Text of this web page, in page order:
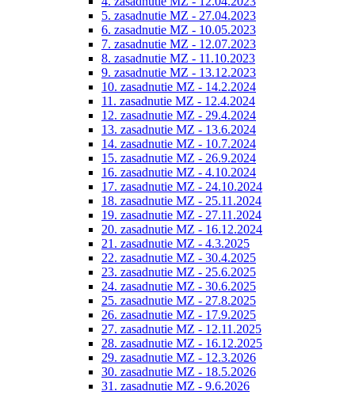
5. zasadnutie MZ - 27.04.2023
6. zasadnutie MZ - 10.05.2023
7. zasadnutie MZ - 12.07.2023
8. zasadnutie MZ - 11.10.2023
9. zasadnutie MZ - 13.12.2023
10. zasadnutie MZ - 14.2.2024
11. zasadnutie MZ - 12.4.2024
12. zasadnutie MZ - 29.4.2024
13. zasadnutie MZ - 13.6.2024
14. zasadnutie MZ - 10.7.2024
15. zasadnutie MZ - 26.9.2024
16. zasadnutie MZ - 4.10.2024
17. zasadnutie MZ - 24.10.2024
18. zasadnutie MZ - 25.11.2024
19. zasadnutie MZ - 27.11.2024
20. zasadnutie MZ - 16.12.2024
21. zasadnutie MZ - 4.3.2025
22. zasadnutie MZ - 30.4.2025
23. zasadnutie MZ - 25.6.2025
24. zasadnutie MZ - 30.6.2025
25. zasadnutie MZ - 27.8.2025
26. zasadnutie MZ - 17.9.2025
27. zasadnutie MZ - 12.11.2025
28. zasadnutie MZ - 16.12.2025
29. zasadnutie MZ - 12.3.2026
30. zasadnutie MZ - 18.5.2026
31. zasadnutie MZ - 9.6.2026